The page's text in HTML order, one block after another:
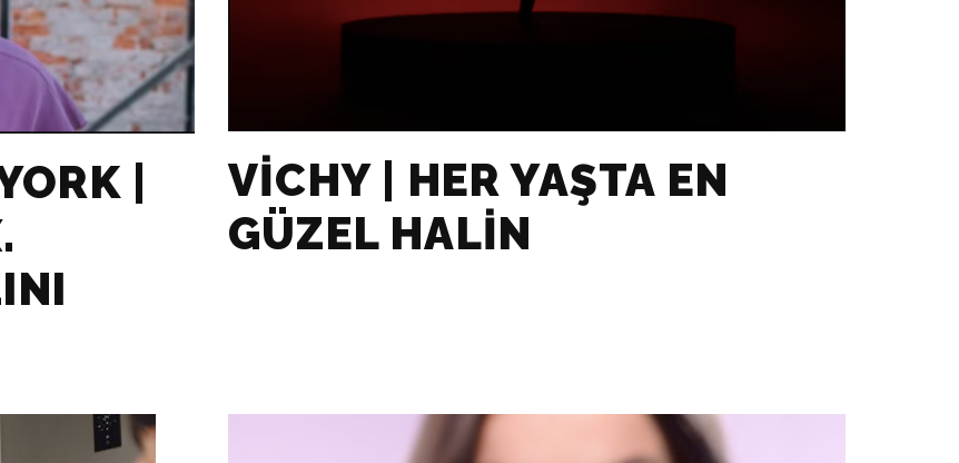
|
VICHY | HER YAŞTA EN
GÜZEL HALIN